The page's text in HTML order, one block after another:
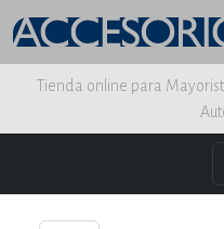
Tienda online para